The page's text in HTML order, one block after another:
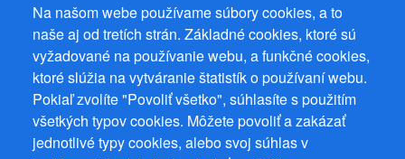
Na našom webe používame súbory cookies, a to
naše aj od tretích strán. Základné cookies, ktoré sú
vyžadované na používanie webu, a funkčné cookies,
ktoré slúžia na vytváranie štatistík o používaní webu.
Pokiaľ zvolíte "Povoliť všetko", súhlasíte s použitím
všetkých typov cookies. Môžete povoliť a zakázať
jednotlivé typy cookies, alebo svoj súhlas v
Prevádzkovateľ: Mgr. Bc. Žaneta Radimecká, MBA, Ostrov 256, 561
22 Ostrov, IČ 08993033, DIČ CZ9161263958
© 2026PuzzleWebss.r.o.